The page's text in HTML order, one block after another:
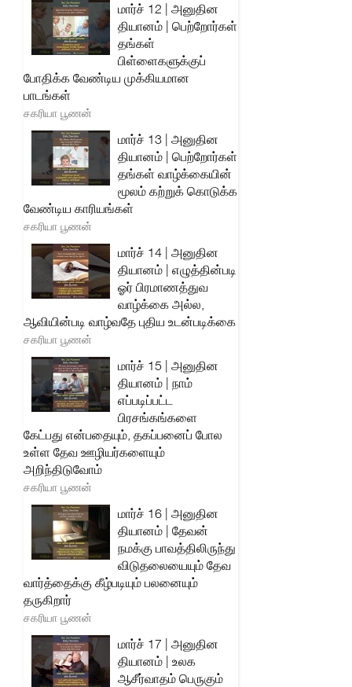
மார்ச் 12 | அனுதின
தியானம் | பெற்றோர்கள்
தங்கள்
பிள்ளைகளுக்குப்
போதிக்க வேண்டிய முக்கியமான
பாடங்கள்
சகரியா பூணன்
மார்ச் 13 | அனுதின
தியானம் | பெற்றோர்கள்
தங்கள் வாழ்க்கையின்
மூலம் கற்றுக் கொடுக்க
வேண்டிய காரியங்கள்
சகரியா பூணன்
மார்ச் 14 | அனுதின
தியானம் | எழுத்தின்படி
ஓர் பிரமாணத்துவ
வாழ்க்கை அல்ல,
ஆவியின்படி வாழ்வதே புதிய உடன்படிக்கை
சகரியா பூணன்
மார்ச் 15 | அனுதின
தியானம் | நாம்
எப்படிப்பட்ட
பிரசங்கங்களை
கேட்பது என்பதையும், தகப்பனைப் போல
உள்ள தேவ ஊழியர்களையும்
அறிந்திடுவோம்
சகரியா பூணன்
மார்ச் 16 | அனுதின
தியானம் | தேவன்
நமக்கு பாவத்திலிருந்து
விடுதலையையும் தேவ
வார்த்தைக்கு கீழ்படியும் பலனையும்
தருகிறார்
சகரியா பூணன்
மார்ச் 17 | அனுதின
தியானம் | உலக
ஆசீர்வாதம் பெருகும்